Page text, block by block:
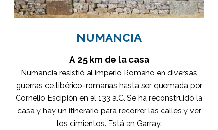
NUMANCIA
A 25 km de la casa
Numancia resistió al imperio Romano en diversas
guerras celtibérico-romanas hasta ser quemada por
Cornelio Escipión en el 133 a.C. Se ha reconstruido la
casa y hay un itinerario para recorrer las calles y ver
los cimientos. Está en Garray.